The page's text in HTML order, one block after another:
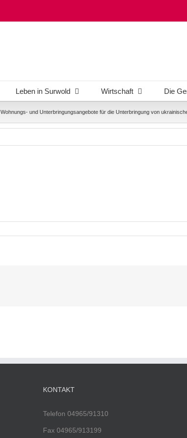
Leben in Surwold Wirtschaft Die
Wohnungs- und Unterbringungsangebote für die Unterbringung von
KONTAKT
Telefon 04965/91310
Fax 04965/913199